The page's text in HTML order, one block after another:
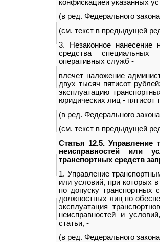
конфискацией указанных
(в ред. Федерального
(см. текст в предыдущей
3. Незаконное нанесение
средства специальных
оперативных служб -
влечет наложение
двух тысяч пятисот
эксплуатацию
юридических лиц - пятисот
(в ред. Федерального
(см. текст в предыдущей
Статья 12.5. Управление
неисправностей или
транспортных средств
1. Управление
или условий, при которых
по допуску транспортных
должностных лиц по
эксплуатация
неисправностей и
статьи, -
(в ред. Федерального